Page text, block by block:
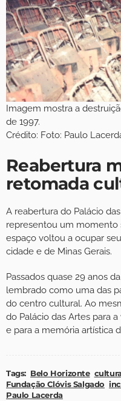
Imagem mostra a
de 1997.
Crédito: Foto: Paulo
Reabertura
retomada
A reabertura do Palácio
representou um momento
espaço voltou a ocupar
cidade e de Minas Gerais.
Passados quase 29 anos
lembrado como uma das
do centro cultural. Ao
do Palácio das Artes para
e para a memória artística
Tags: Belo Horizonte
Fundação Clóvis Salgado
Paulo Lacerda